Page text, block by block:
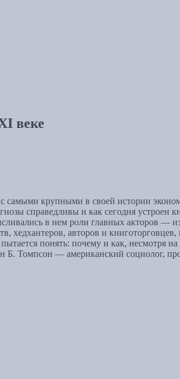
веке
самыми крупными в своей истории
справедливы и как сегодня
в нем роли главных акторов —
хедхантеров, авторов и
понять: почему и как,
Б. Томпсон — американский социолог,